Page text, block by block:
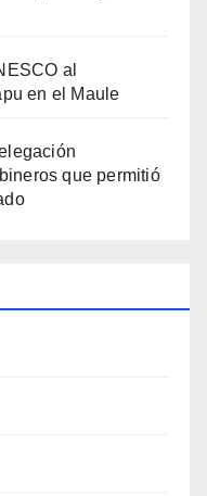
al
en el Maule
que permitió